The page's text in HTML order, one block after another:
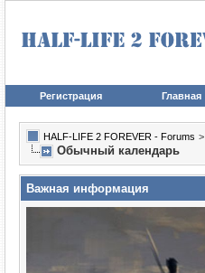
Регистрация Главная
HALF-LIFE 2 FOREVER - Forums >
Обычный календарь
Важная информация